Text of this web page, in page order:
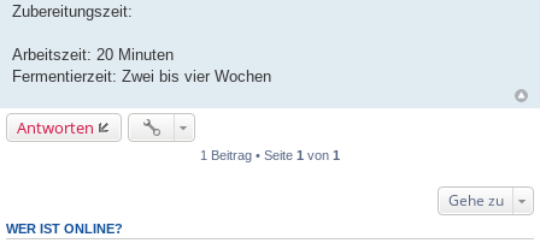
Zubereitungszeit:
Arbeitszeit: 20 Minuten
Fermentierzeit: Zwei bis vier Wochen
Antworten
1 Beitrag • Seite 1 von 1
Gehe zu
WER IST ONLINE?